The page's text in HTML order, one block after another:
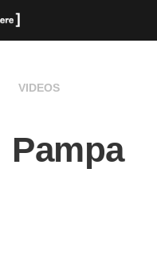
VIDEOS
Pampa